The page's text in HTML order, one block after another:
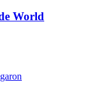
World